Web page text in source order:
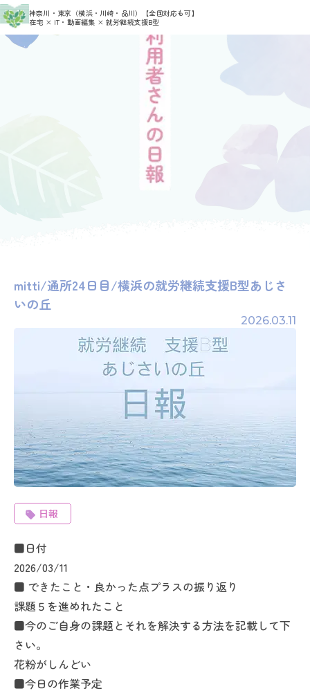
神奈川・東京（横浜・川崎・品川）
【全国対応も可】
在宅 × IT・動画編集 × 就労継続支援B型
HOME > 利用者さんの日報 > mitti
mitti/通所24日目/横浜の就労継続支援B型あじさ
いの丘
2026.03.11
日報
■日付
2026/03/11
■ できたこと・良かった点プラスの振り返り
課題５を進めれたこと
■今のご自身の課題とそれを解決する方法を記載して下
さい。
花粉がしんどい
■今日の作業予定